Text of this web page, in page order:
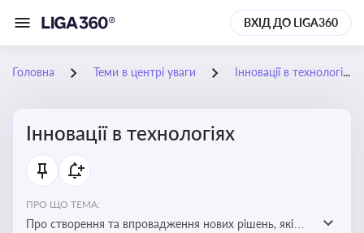
ВХІД ДО LIGA360
Головна Теми в центрі уваги Інновації в технологіях
Інновації в технологіях
ПРО ЩО ТЕМА:
Про створення та впровадження нових рішень, які